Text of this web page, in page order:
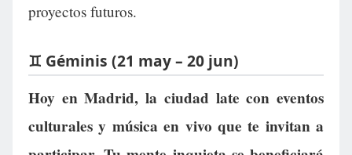
proyectos futuros.
♊ Géminis (21 may – 20 jun)
Hoy en Madrid, la ciudad late con eventos
culturales y música en vivo que te invitan a